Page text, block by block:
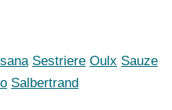
Sestriere Oulx Sauze
Salbertrand